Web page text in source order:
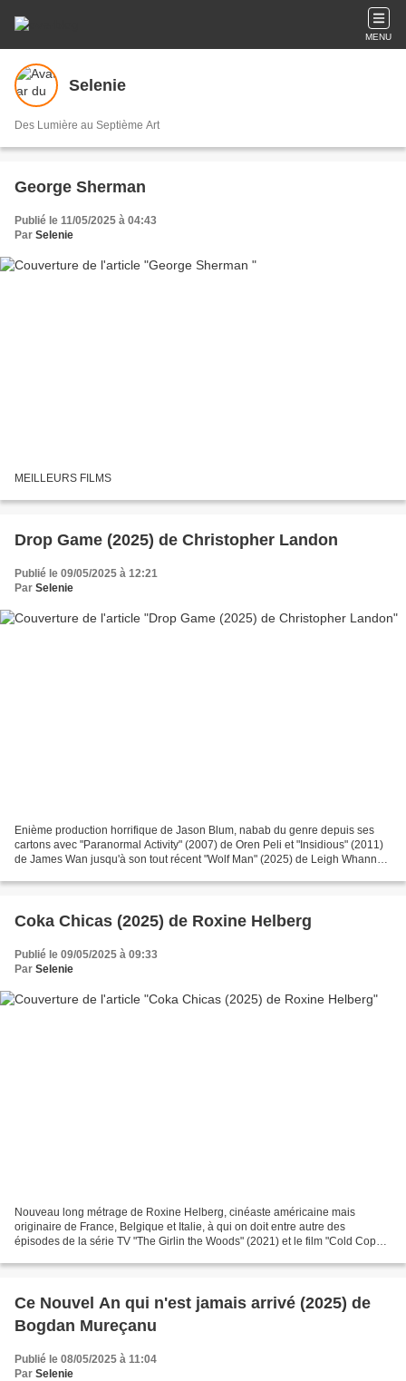
MENU
Selenie
Des Lumière au Septième Art
George Sherman
Publié le 11/05/2025 à 04:43
Par Selenie
MEILLEURS FILMS
Drop Game (2025) de Christopher Landon
Publié le 09/05/2025 à 12:21
Par Selenie
Enième production horrifique de Jason Blum, nabab du genre depuis ses
cartons avec "Paranormal Activity" (2007) de Oren Peli et "Insidious" (2011)
de James Wan jusqu'à son tout récent "Wolf Man" (2025) de Leigh Whannell.
Coka Chicas (2025) de Roxine Helberg
Publié le 09/05/2025 à 09:33
Par Selenie
Nouveau long métrage de Roxine Helberg, cinéaste américaine mais
originaire de France, Belgique et Italie, à qui on doit entre autre des
épisodes de la série TV "The Girlin the Woods" (2021) et le film "Cold Copy"
Ce Nouvel An qui n'est jamais arrivé (2025) de
Bogdan Mureçanu
Publié le 08/05/2025 à 11:04
Par Selenie